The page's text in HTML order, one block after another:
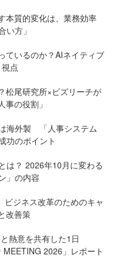
本質的変化は、業務効率
い方」
ているのか？AIネイティブ
点
松尾研究所×ビズリーチが
の役割」
海外製 「人事システム
功のポイント
は？ 2026年10月に変わる
」の内容
ジネス改革のためのキャ
改善策
熱意を共有した1日
2026」レポート